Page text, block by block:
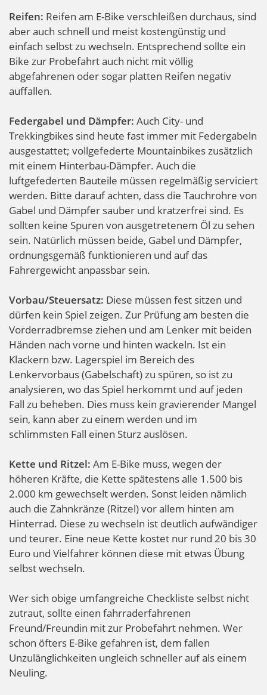
Reifen: Reifen am E-Bike verschleißen durchaus, sind
aber auch schnell und meist kostengünstig und
einfach selbst zu wechseln. Entsprechend sollte ein
Bike zur Probefahrt auch nicht mit völlig
abgefahrenen oder sogar platten Reifen negativ
auffallen.
Federgabel und Dämpfer: Auch City- und
Trekkingbikes sind heute fast immer mit Federgabeln
ausgestattet; vollgefederte Mountainbikes zusätzlich
mit einem Hinterbau-Dämpfer. Auch die
luftgefederten Bauteile müssen regelmäßig serviciert
werden. Bitte darauf achten, dass die Tauchrohre von
Gabel und Dämpfer sauber und kratzerfrei sind. Es
sollten keine Spuren von ausgetretenem Öl zu sehen
sein. Natürlich müssen beide, Gabel und Dämpfer,
ordnungsgemäß funktionieren und auf das
Fahrergewicht anpassbar sein.
Vorbau/Steuersatz: Diese müssen fest sitzen und
dürfen kein Spiel zeigen. Zur Prüfung am besten die
Vorderradbremse ziehen und am Lenker mit beiden
Händen nach vorne und hinten wackeln. Ist ein
Klackern bzw. Lagerspiel im Bereich des
Lenkervorbaus (Gabelschaft) zu spüren, so ist zu
analysieren, wo das Spiel herkommt und auf jeden
Fall zu beheben. Dies muss kein gravierender Mangel
sein, kann aber zu einem werden und im
schlimmsten Fall einen Sturz auslösen.
Kette und Ritzel: Am E-Bike muss, wegen der
höheren Kräfte, die Kette spätestens alle 1.500 bis
2.000 km gewechselt werden. Sonst leiden nämlich
auch die Zahnkränze (Ritzel) vor allem hinten am
Hinterrad. Diese zu wechseln ist deutlich aufwändiger
und teurer. Eine neue Kette kostet nur rund 20 bis 30
Euro und Vielfahrer können diese mit etwas Übung
selbst wechseln.
Wer sich obige umfangreiche Checkliste selbst nicht
zutraut, sollte einen fahrraderfahrenen
Freund/Freundin mit zur Probefahrt nehmen. Wer
schon öfters E-Bike gefahren ist, dem fallen
Unzulänglichkeiten ungleich schneller auf als einem
Neuling.